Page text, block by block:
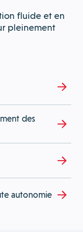
fluide et en
pleinement
des
autonomie